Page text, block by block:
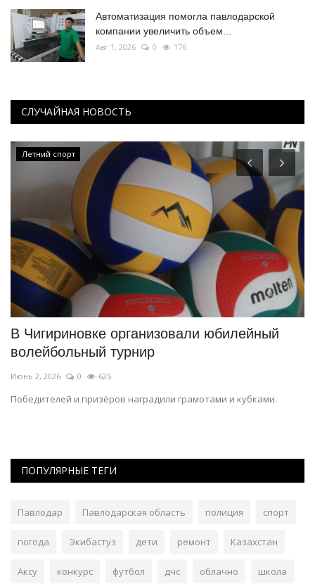
Автоматизация помогла павлодарской
компании увеличить объем...
Авг 1, 2026 0 176
СЛУЧАЙНАЯ НОВОСТЬ
Летний спорт
В Чигириновке организовали юбилейный
волейбольный турнир
Июнь 2, 2026 0 625
Победителей и призёров наградили грамотами и кубками.
ПОПУЛЯРНЫЕ ТЕГИ
Павлодар Павлодарская область полиция спорт
погода Экибастуз дети ремонт Казахстан
Аксу конкурс футбол дчс облачно школа